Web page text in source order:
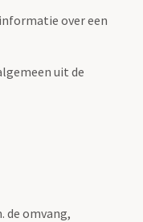
over een
uit de
de omvang,